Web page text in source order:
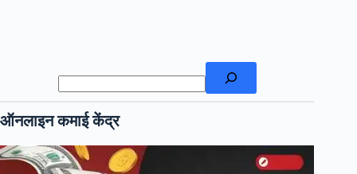
ऑनलाइन कमाई केंद्र